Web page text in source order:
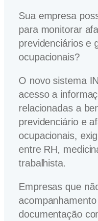
Sua empresa
para monitorar
previdenciários e
ocupacionais?
O novo sistema
acesso a
relacionadas a
previdenciário e
ocupacionais,
entre RH,
trabalhista.
Empresas que
documentação